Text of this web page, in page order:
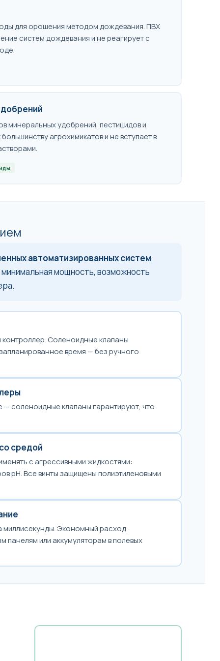
для орошения методом дождевания. ПВХ
систем дождевания и не реагирует с
минеральных удобрений, пестицидов и
агрохимикатов и не вступает в
автоматизированных систем
мощность, возможность
Соленоидные клапаны
время — без ручного
соленоидные клапаны гарантируют, что
средой
с агрессивными жидкостями:
pH. Все винты защищены полиэтиленовыми
миллисекунды. Экономный расход
или аккумуляторам в полевых